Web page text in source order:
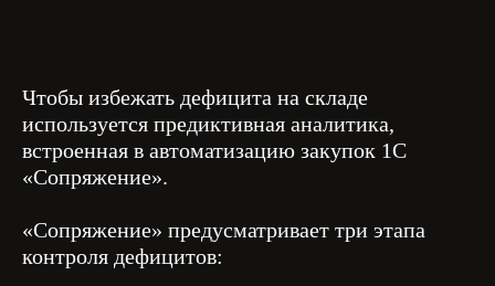
Чтобы избежать дефицита на складе
используется предиктивная аналитика,
встроенная в автоматизацию закупок 1С
«Сопряжение».
«Сопряжение» предусматривает три этапа
контроля дефицитов: